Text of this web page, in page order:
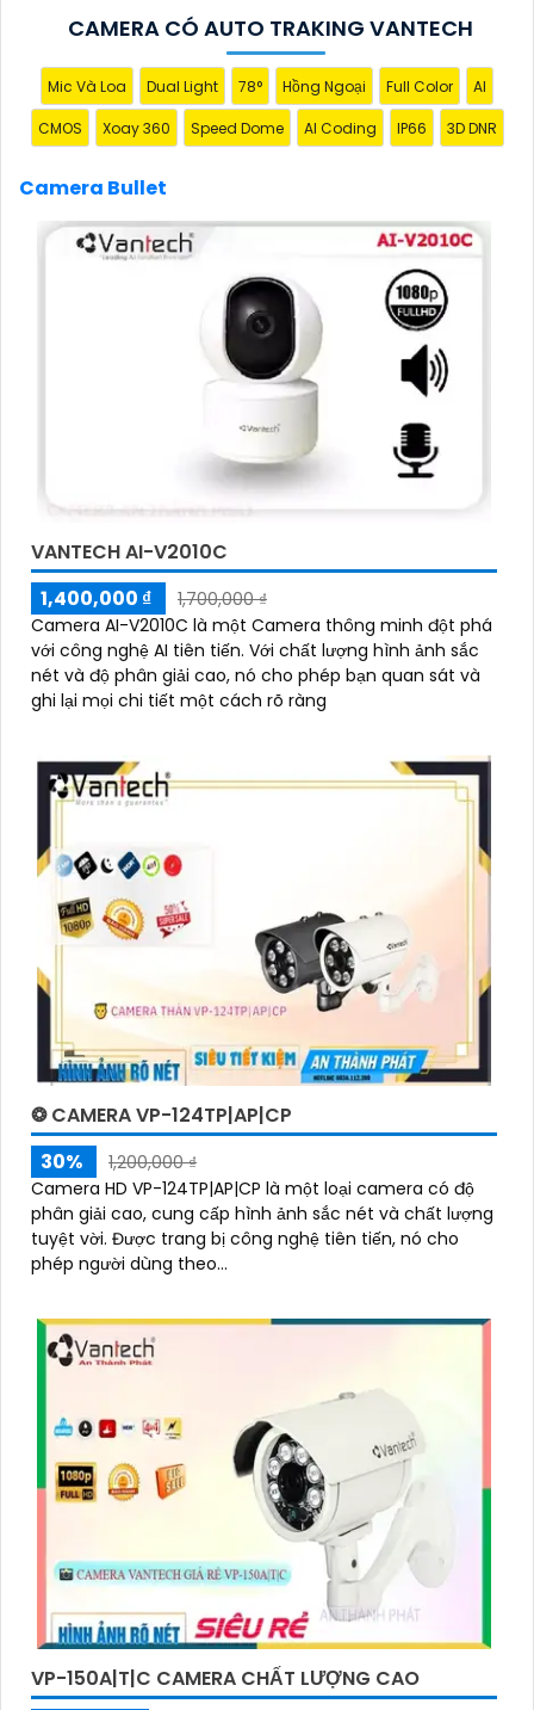
CAMERA CÓ AUTO TRAKING VANTECH
Mic Và Loa Dual Light 78° Hồng Ngoại Full Color AI
CMOS Xoay 360 Speed Dome AI Coding IP66 3D DNR
Camera Bullet
VANTECH AI-V2010C
1,400,000 ₫
1,700,000 ₫
Camera AI-V2010C là một Camera thông minh đột phá
với công nghệ AI tiên tiến. Với chất lượng hình ảnh sắc
nét và độ phân giải cao, nó cho phép bạn quan sát và
ghi lại mọi chi tiết một cách rõ ràng
❂ CAMERA VP-124TP|AP|CP
30%
1,200,000 ₫
Camera HD VP-124TP|AP|CP là một loại camera có độ
phân giải cao, cung cấp hình ảnh sắc nét và chất lượng
tuyệt vời. Được trang bị công nghệ tiên tiến, nó cho
phép người dùng theo...
VP-150A|T|C CAMERA CHẤT LƯỢNG CAO